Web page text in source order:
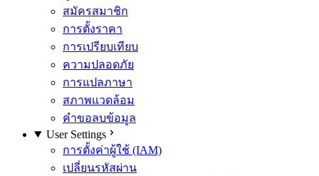
สมัครสมาชิก
การตั้งราคา
การเปรียบเทียบ
ความปลอดภัย
การแปลภาษา
สภาพแวดล้อม
คำขอลบข้อมูล
User Settings
การตั้งค่าผู้ใช้ (IAM)
เปลี่ยนรหัสผ่าน